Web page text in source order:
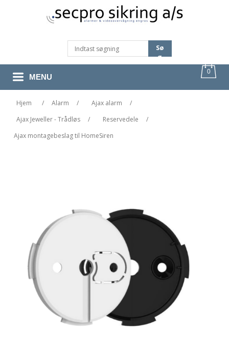
Sø
G
0
MENU
Hjem / Alarm / Ajax alarm
/
Ajax Jeweller - Trådløs
/ Reservedele
/
Ajax montagebeslag til HomeSiren